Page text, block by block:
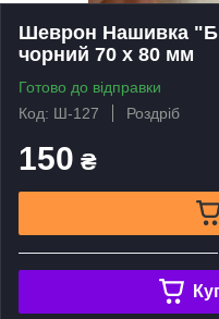
Шеврон Нашивка
чорний 70 х 80 мм
Готово до відправки
Код: Ш-127
Роздріб
150 ₴